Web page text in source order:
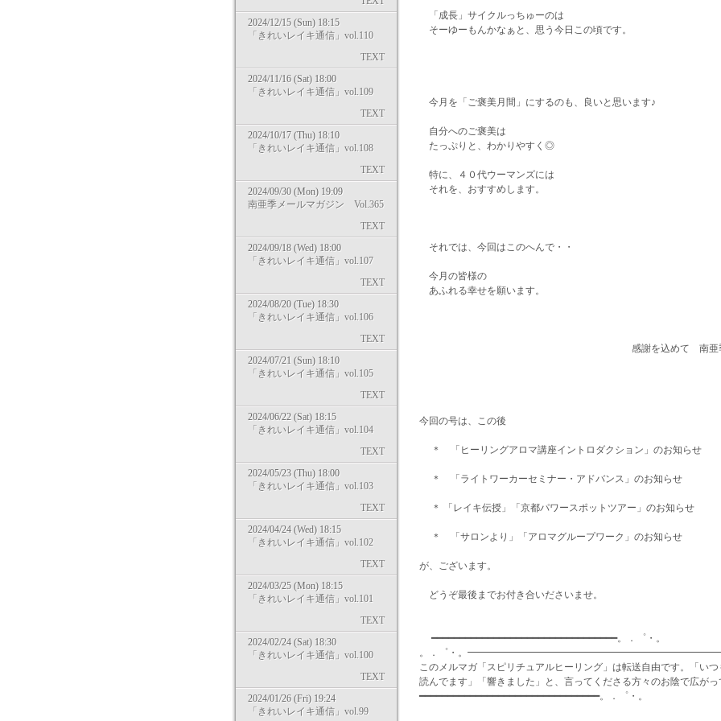
2024/12/15 (Sun) 18:15
「きれいレイキ通信」vol.110
TEXT
2024/11/16 (Sat) 18:00
「きれいレイキ通信」vol.109
TEXT
2024/10/17 (Thu) 18:10
「きれいレイキ通信」vol.108
TEXT
2024/09/30 (Mon) 19:09
南亜季メールマガジン Vol.365
TEXT
2024/09/18 (Wed) 18:00
「きれいレイキ通信」vol.107
TEXT
2024/08/20 (Tue) 18:30
「きれいレイキ通信」vol.106
TEXT
2024/07/21 (Sun) 18:10
「きれいレイキ通信」vol.105
TEXT
2024/06/22 (Sat) 18:15
「きれいレイキ通信」vol.104
TEXT
2024/05/23 (Thu) 18:00
「きれいレイキ通信」vol.103
TEXT
2024/04/24 (Wed) 18:15
「きれいレイキ通信」vol.102
TEXT
2024/03/25 (Mon) 18:15
「きれいレイキ通信」vol.101
TEXT
2024/02/24 (Sat) 18:30
「きれいレイキ通信」vol.100
TEXT
2024/01/26 (Fri) 19:24
「きれいレイキ通信」vol.99
「成長」サイクルっちゅーのは
そーゆーもんかなぁと、思う今日この頃です。
今月を「ご褒美月間」にするのも、良いと思います♪
自分へのご褒美は
たっぷりと、わかりやすく◎
特に、４０代ウーマンズには
それを、おすすめします。
それでは、今回はこのへんで・・
今月の皆様の
あふれる幸せを願います。
感謝を込めて 南亜季
今回の号は、この後
＊ 「ヒーリングアロマ講座イントロダクション」のお知らせ
＊ 「ライトワーカーセミナー・アドバンス」のお知らせ
＊ 「レイキ伝授」「京都パワースポットツアー」のお知らせ
＊ 「サロンより」「アロマグループワーク」のお知らせ
が、ございます。
どうぞ最後までお付き合いださいませ。
━━━━━━━━━━━━━━━━━━━━━━━━━━━━━━━━━。．゜・。
。．゜・。
このメルマガ「スピリチュアルヒーリング」は転送自由です。「い
読んでます」「響きました」と、言ってくださる方々のお陰で広が
━━━━━━━━━━━━━━━━━━━━━━━━━━━━━━━━。．゜・。